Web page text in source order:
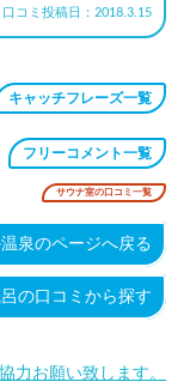
口コミ投稿日：2018.3.15
キャッチフレーズ一覧
フリーコメント一覧
サウナ室の口コミ一覧
泉のページへ戻る
の口コミから探す
力お願い致します。